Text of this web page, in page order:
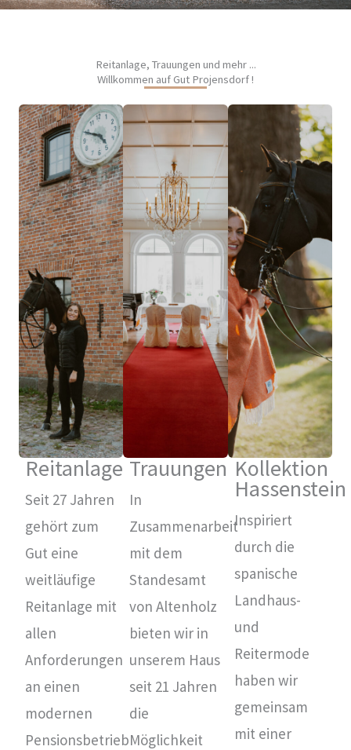
Reitanlage, Trauungen und mehr ...
Willkommen auf Gut Projensdorf !
Reitanlage
Seit 27 Jahren
gehört zum
Gut eine
weitläufige
Reitanlage mit
allen
Anforderungen
an einen
modernen
Pensionsbetrieb
Trauungen
In
Zusammenarbeit
mit dem
Standesamt
von Altenholz
bieten wir in
unserem Haus
seit 21 Jahren
die
Möglichkeit
Kollektion
Hassenstein
Inspiriert
durch die
spanische
Landhaus-
und
Reitermode
haben wir
gemeinsam
mit einer